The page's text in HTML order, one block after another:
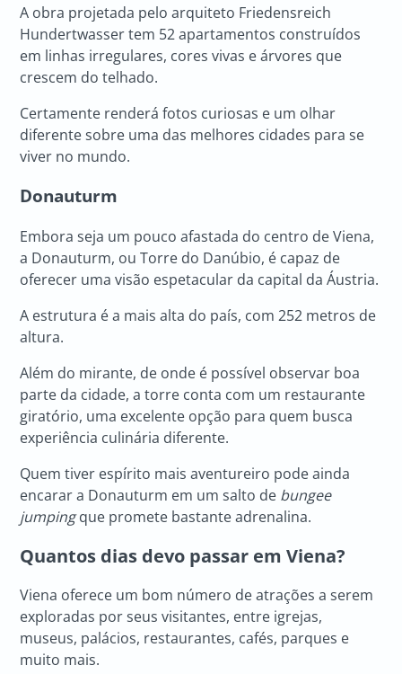
A obra projetada pelo arquiteto Friedensreich
Hundertwasser tem 52 apartamentos construídos
em linhas irregulares, cores vivas e árvores que
crescem do telhado.
Certamente renderá fotos curiosas e um olhar
diferente sobre uma das melhores cidades para se
viver no mundo.
Donauturm
Embora seja um pouco afastada do centro de Viena,
a Donauturm, ou Torre do Danúbio, é capaz de
oferecer uma visão espetacular da capital da Áustria.
A estrutura é a mais alta do país, com 252 metros de
altura.
Além do mirante, de onde é possível observar boa
parte da cidade, a torre conta com um restaurante
giratório, uma excelente opção para quem busca
experiência culinária diferente.
Quem tiver espírito mais aventureiro pode ainda
encarar a Donauturm em um salto de bungee
jumpingque promete bastante adrenalina.
Quantos dias devo passar em Viena?
Viena oferece um bom número de atrações a serem
exploradas por seus visitantes, entre igrejas,
museus, palácios, restaurantes, cafés, parques e
muito mais.